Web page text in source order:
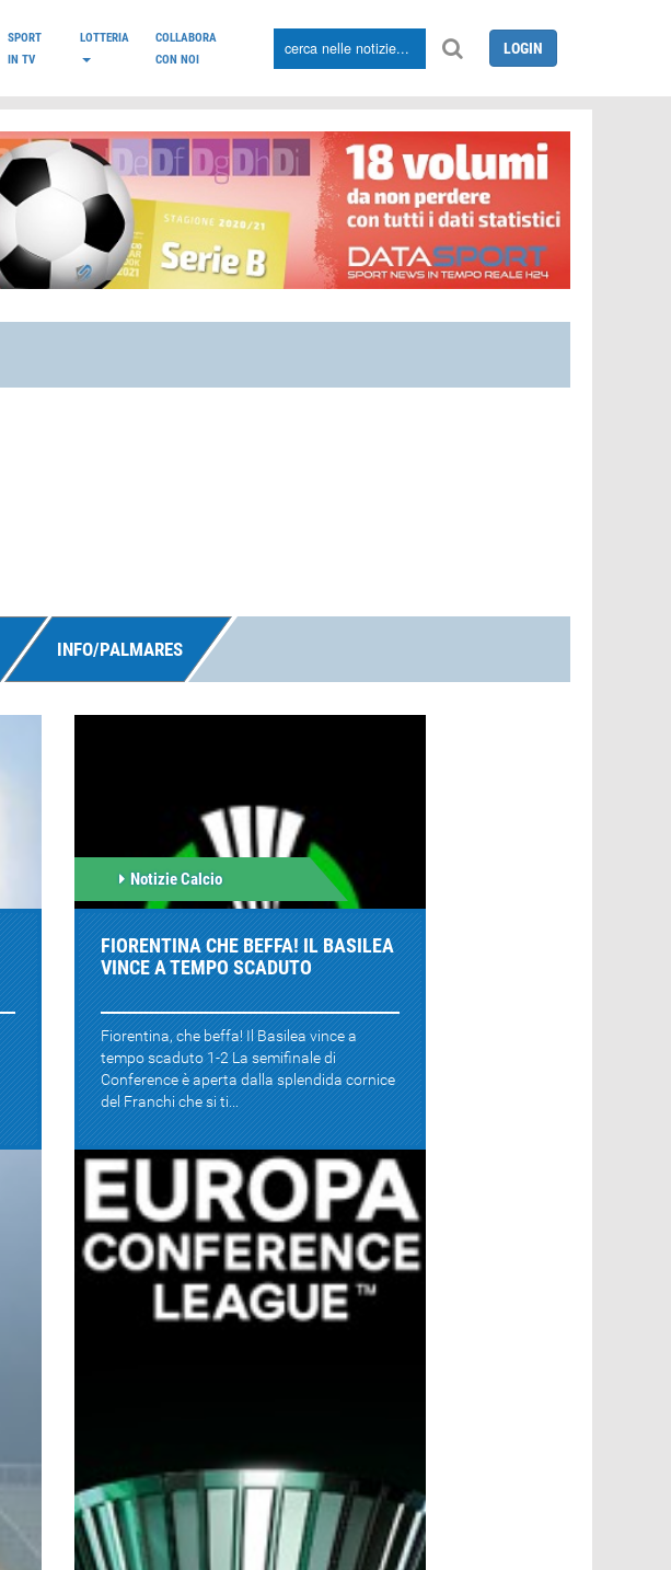
SPORT
IN TV
LOTTERIA
COLLABORA
CON NOI
LOGIN
INFO/PALMARES
Notizie Calcio
FIORENTINA CHE BEFFA! IL BASILEA
VINCE A TEMPO SCADUTO
Fiorentina, che beffa! Il Basilea vince a
tempo scaduto 1-2 La semifinale di
Conference è aperta dalla splendida cornice
del Franchi che si ti...